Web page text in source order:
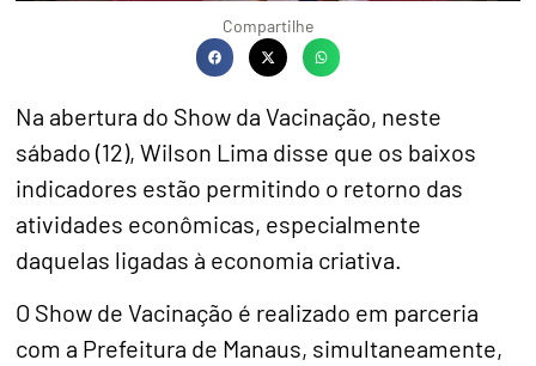
Compartilhe
Na abertura do Show da Vacinação, neste
sábado (12), Wilson Lima disse que os baixos
indicadores estão permitindo o retorno das
atividades econômicas, especialmente
daquelas ligadas à economia criativa.
O Show de Vacinação é realizado em parceria
com a Prefeitura de Manaus, simultaneamente,